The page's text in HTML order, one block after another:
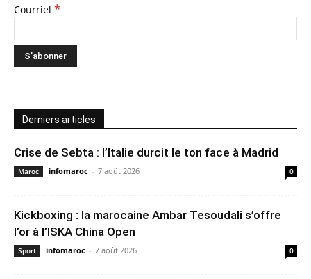
Courriel *
Derniers articles
Crise de Sebta : l’Italie durcit le ton face à Madrid
Maroc infomaroc - 7 août 2026 0
Kickboxing : la marocaine Ambar Tesoudali s’offre
l’or à l’ISKA China Open
Sport infomaroc - 7 août 2026 0